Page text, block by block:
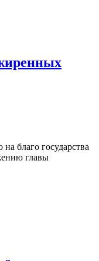
благо государства
главы